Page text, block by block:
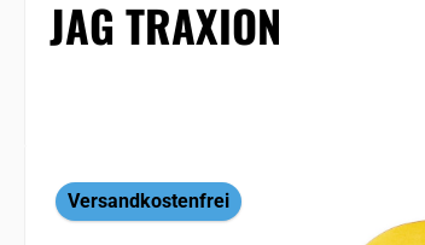
JAG TRAXION
Versandkostenfrei